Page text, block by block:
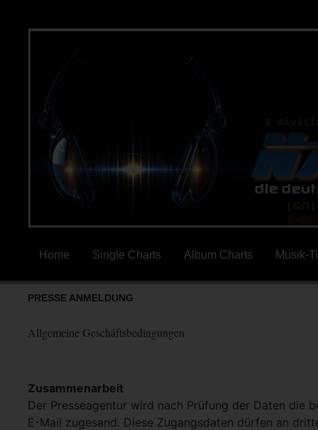
Home Single Charts Album Charts Musik-
PRESSE ANMELDUNG
Allgemeine Geschäftsbedingungen
Zusammenarbeit
Der Presseagentur wird nach Prüfung der Daten die
E-Mail zugesand. Diese Zugangsdaten dürfen an